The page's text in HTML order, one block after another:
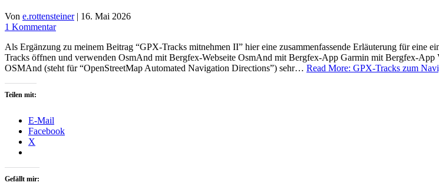
Von e.rottensteiner | 16. Mai 2026
1 Kommentar
Als Ergänzung zu meinem Beitrag “GPX-Tracks mitnehmen II” hier eine zusammenfassende Erläuterung für
Tracks öffnen und verwenden OsmAnd mit Bergfex-Webseite OsmAnd mit Bergfex-App Garmin mit Bergfex-
OSMAnd (steht für “OpenStreetMap Automated Navigation Directions”) sehr… Read More: GPX-Tracks zum
Teilen mit:
E-Mail
Facebook
X
Gefällt mir: